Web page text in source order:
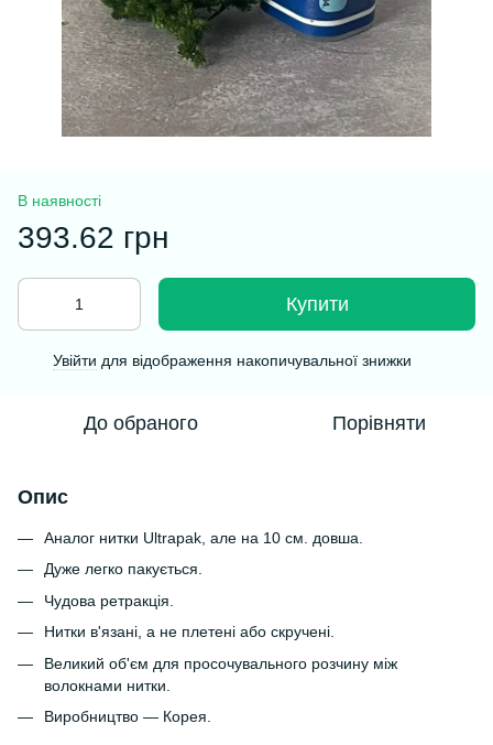
В наявності
393.62 грн
Купити
Увійти для відображення накопичувальної знижки
До обраного Порівняти
Опис
Аналог нитки Ultrapak, але на 10 см. довша.
Дуже легко пакується.
Чудова ретракція.
Нитки в'язані, а не плетені або скручені.
Великий об'єм для просочувального розчину між
волокнами нитки.
Виробництво — Корея.